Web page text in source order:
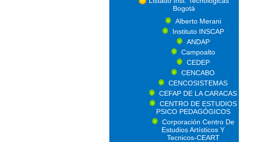
Bogotá
Alberto Merani
Instituto INSCAP
ANDAP
Campoalto
CEDEP
CENCABO
CENCOSISTEMAS
CEFAP DE LA CARACAS
CENTRO DE ESTUDIOS
PSICO PEDAGÓGICOS
Corporación Centro De
Estudios Artísticos Y
Tecnicos-CEART